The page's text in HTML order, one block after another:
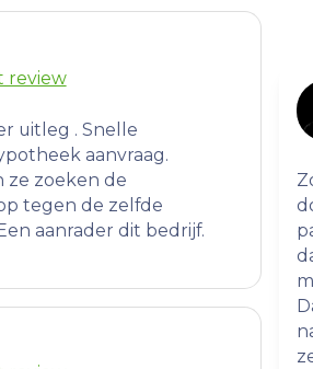
review
uitleg . Snelle
aanvraag.
ze zoeken de
tegen de zelfde
aanrader dit bedrijf.